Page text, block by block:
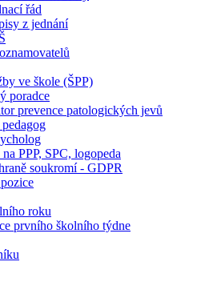
řád
z jednání
ve škole (ŠPP)
poradce
prevence patologických jevů
PPP, SPC, logopeda
soukromí - GDPR
roku
prvního školního týdne